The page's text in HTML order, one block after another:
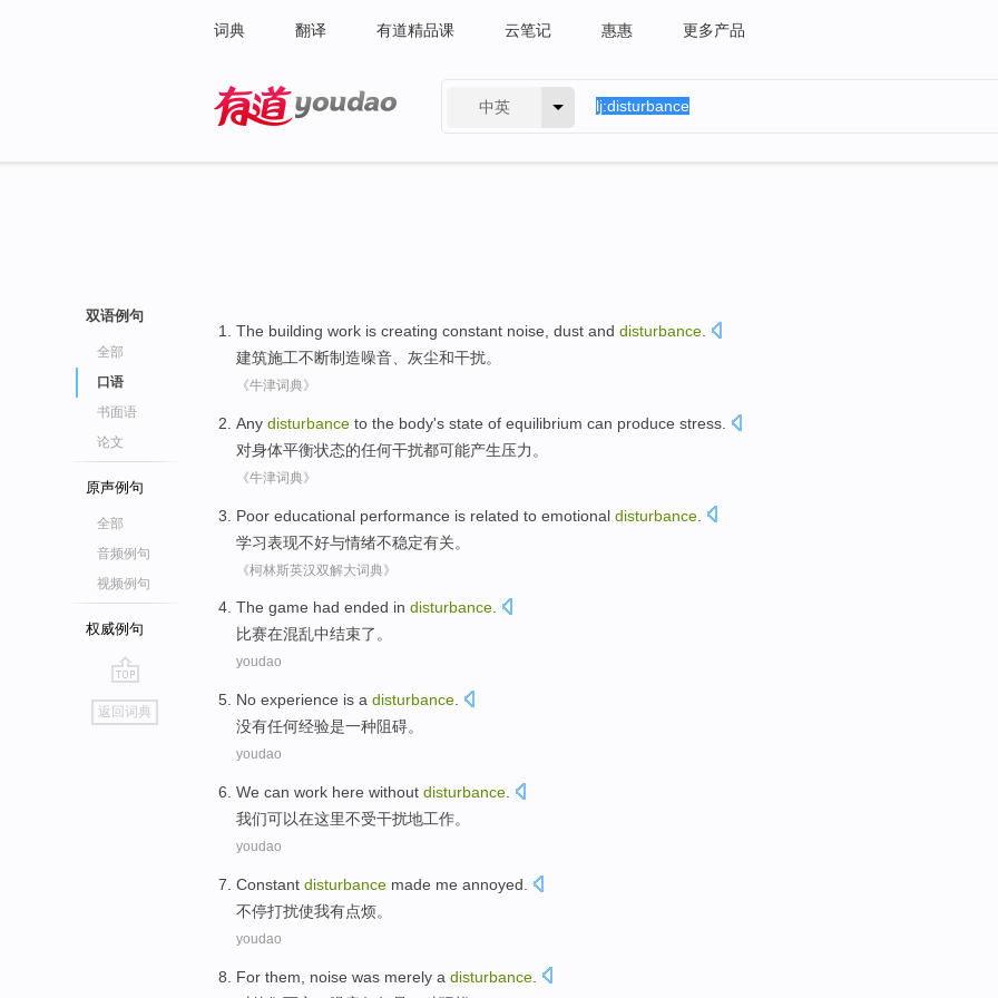
词典 翻译 有道精品课 云笔记 惠惠 更多产品
中英
双语例句
全部
口语
书面语
论文
原声例句
全部
音频例句
视频例句
权威例句
go
top
返回词典
The building work is creating constant noise dust and disturbance
建筑施工不断制造噪音 灰尘和干扰。
《牛津词典》
Any disturbance to the body's state of equilibrium can produce stress
对身体平衡状态的任何干扰都可能产生压力 。
《牛津词典》
Poor educational performance is related to emotional disturbance
学习表现不好与情绪不稳定有关。
《柯林斯英汉双解大词典》
The game had ended in disturbance.
比赛在混乱中结束了。
youdao
No experience is a disturbance
没有任何经验是一种阻碍。
youdao
We can work here without disturbance
我们可以在这里不受干扰地工作。
youdao
Constant disturbance made me annoyed
不停打扰使我有点烦。
youdao
For them noise was merely a disturbance